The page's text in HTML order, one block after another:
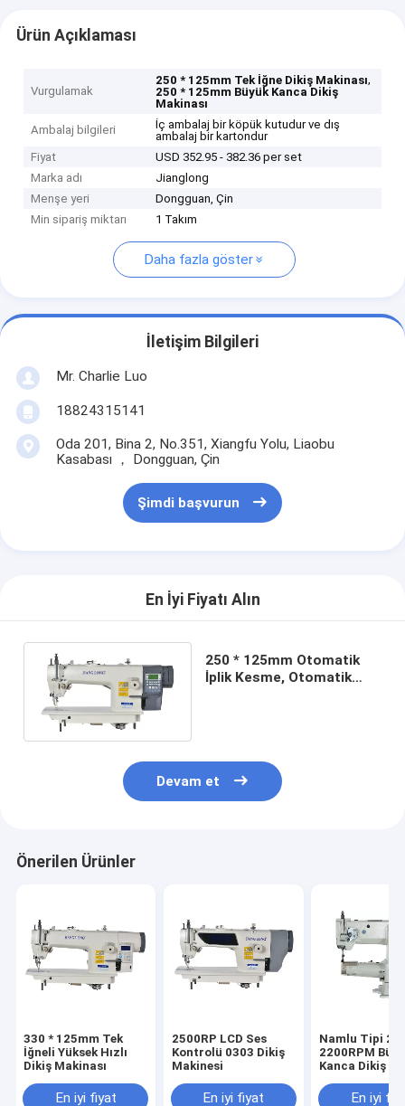
Ürün Açıklaması
Vurgulamak
250 * 125mm Tek İğne Dikiş Makinası,
250 * 125mm Büyük Kanca Dikiş
Makinası
Ambalaj bilgileri
İç ambalaj bir köpük kutudur ve dış
ambalaj bir kartondur
Fiyat
USD 352.95 - 382.36 per set
Marka adı
Jianglong
Menşe yeri
Dongguan, Çin
Min sipariş miktarı
1 Takım
Daha fazla göster
İletişim Bilgileri
Mr. Charlie Luo
18824315141
Oda 201, Bina 2, No.351, Xiangfu Yolu, Liaobu
Kasabası ， Dongguan, Çin
Şimdi başvurun
En İyi Fiyatı Alın
250 * 125mm Otomatik
İplik Kesme, Otomatik
Devam et
Önerilen Ürünler
330 * 125mm Tek
İğneli Yüksek Hızlı
Dikiş Makinası
En iyi fiyat
2500RP LCD Ses
Kontrolü 0303 Dikiş
Makinesi
En iyi fiyat
Namlu Tipi
2200RPM
Kanca Dikiş
En iyi